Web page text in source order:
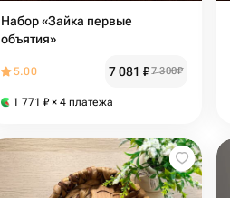
Набор «Зайка первые
объятия»
5.00 7 081 ₽7 300₽
1 771 ₽ × 4 платежа